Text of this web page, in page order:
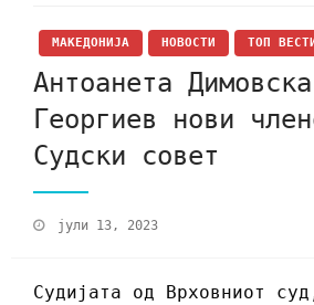
МАКЕДОНИЈА НОВОСТИ ТОП
Антоанета
Георгиев нови
Судски совет
јули 13, 2023
Судијата од Врховниот